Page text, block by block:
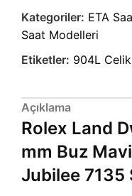
Kategoriler: ETA
Saat Modelleri
Etiketler: 904L Celik
Açıklama
Rolex Land
mm Buz
Jubilee 7135